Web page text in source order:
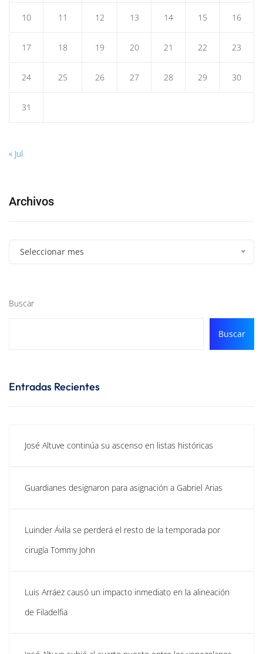
10 11 12 13 14 15 16
17 18 19 20 21 22 23
24 25 26 27 28 29 30
31
« Jul
Archivos
Seleccionar mes
Buscar
Buscar
Entradas Recientes
José Altuve continúa su ascenso en listas históricas
Guardianes designaron para asignación a Gabriel Arias
Luinder Ávila se perderá el resto de la temporada por
cirugía Tommy John
Luis Arráez causó un impacto inmediato en la alineación
de Filadelfia